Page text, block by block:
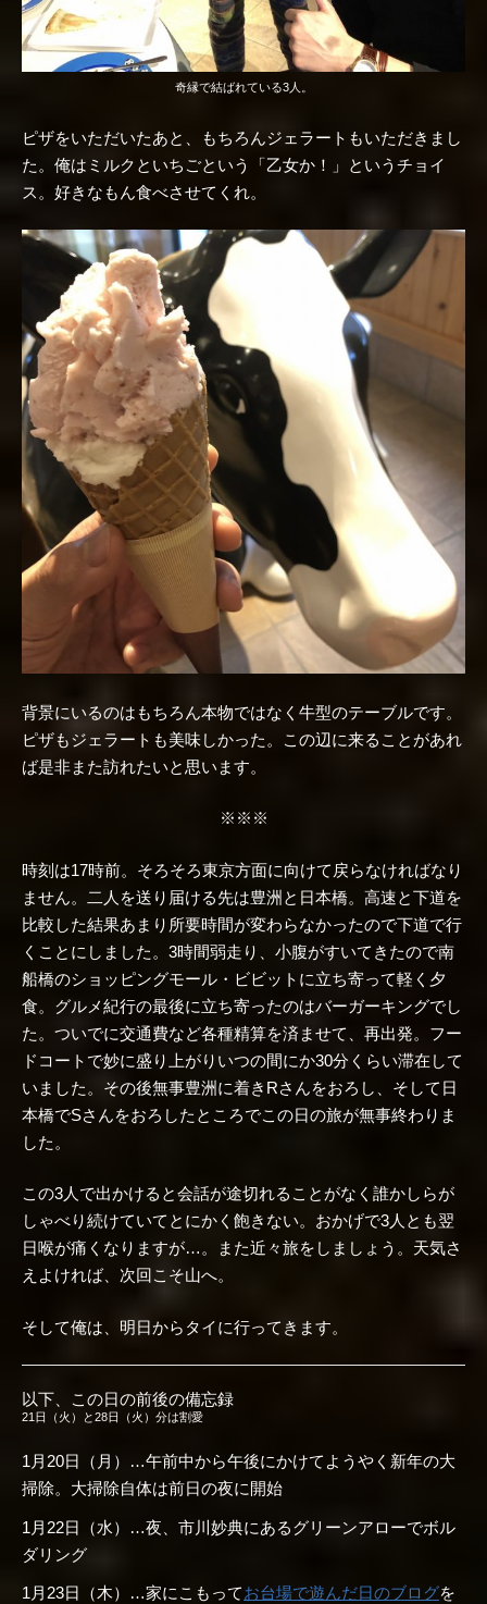
奇縁で結ばれている3人。
ピザをいただいたあと、もちろんジェラートもいただきまし
た。俺はミルクといちごという「乙女か！」というチョイ
ス。好きなもん食べさせてくれ。
背景にいるのはもちろん本物ではなく牛型のテーブルです。
ピザもジェラートも美味しかった。この辺に来ることがあれ
ば是非また訪れたいと思います。
※※※
時刻は17時前。そろそろ東京方面に向けて戻らなければなり
ません。二人を送り届ける先は豊洲と日本橋。高速と下道を
比較した結果あまり所要時間が変わらなかったので下道で行
くことにしました。3時間弱走り、小腹がすいてきたので南
船橋のショッピングモール・ビビットに立ち寄って軽く夕
食。グルメ紀行の最後に立ち寄ったのはバーガーキングでし
た。ついでに交通費など各種精算を済ませて、再出発。フー
ドコートで妙に盛り上がりいつの間にか30分くらい滞在して
いました。その後無事豊洲に着きRさんをおろし、そして日
本橋でSさんをおろしたところでこの日の旅が無事終わりま
した。
この3人で出かけると会話が途切れることがなく誰かしらが
しゃべり続けていてとにかく飽きない。おかげで3人とも翌
日喉が痛くなりますが…。また近々旅をしましょう。天気さ
えよければ、次回こそ山へ。
そして俺は、明日からタイに行ってきます。
以下、この日の前後の備忘録
21日（火）と28日（火）分は割愛
1月20日（月）…午前中から午後にかけてようやく新年の大
掃除。大掃除自体は前日の夜に開始
1月22日（水）…夜、市川妙典にあるグリーンアローでボル
ダリング
1月23日（木）…家にこもってお台場で遊んだ日のブログを